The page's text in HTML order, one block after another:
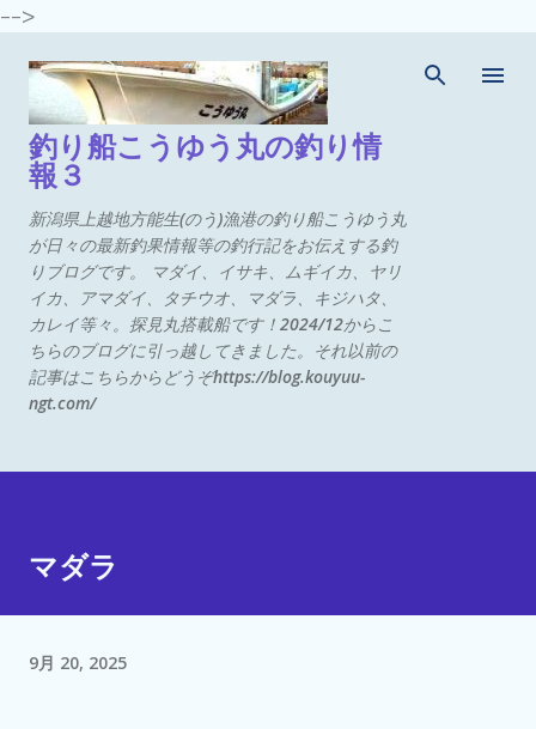
--> スキップしてメイン コンテンツに移動
釣り船こうゆう丸の釣り情
報３
新潟県上越地方能生(のう)漁港の釣り船こうゆう丸
が日々の最新釣果情報等の釣行記をお伝えする釣
りブログです。 マダイ、イサキ、ムギイカ、ヤリ
イカ、アマダイ、タチウオ、マダラ、キジハタ、
カレイ等々。探見丸搭載船です！2024/12からこ
ちらのブログに引っ越してきました。それ以前の
記事はこちらからどうぞhttps://blog.kouyuu-
ngt.com/
マダラ
9月 20, 2025